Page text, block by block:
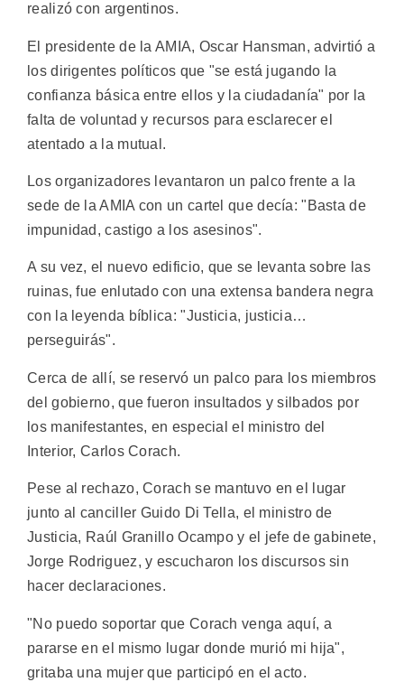
realizó con argentinos.
El presidente de la AMIA, Oscar Hansman, advirtió a
los dirigentes políticos que "se está jugando la
confianza básica entre ellos y la ciudadanía" por la
falta de voluntad y recursos para esclarecer el
atentado a la mutual.
Los organizadores levantaron un palco frente a la
sede de la AMIA con un cartel que decía: "Basta de
impunidad, castigo a los asesinos".
A su vez, el nuevo edificio, que se levanta sobre las
ruinas, fue enlutado con una extensa bandera negra
con la leyenda bíblica: "Justicia, justicia…
perseguirás".
Cerca de allí, se reservó un palco para los miembros
del gobierno, que fueron insultados y silbados por
los manifestantes, en especial el ministro del
Interior, Carlos Corach.
Pese al rechazo, Corach se mantuvo en el lugar
junto al canciller Guido Di Tella, el ministro de
Justicia, Raúl Granillo Ocampo y el jefe de gabinete,
Jorge Rodriguez, y escucharon los discursos sin
hacer declaraciones.
"No puedo soportar que Corach venga aquí, a
pararse en el mismo lugar donde murió mi hija",
gritaba una mujer que participó en el acto.